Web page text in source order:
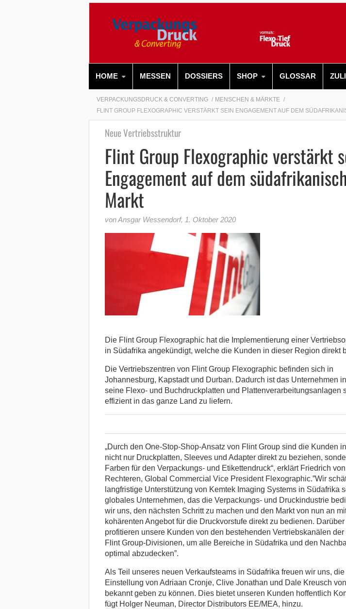
HOME MESSEN DOSSIERS SHOP GLOSSAR
VERPACKUNGSDRUCK & CONVERTING
MENSCHEN & MÄRKTE
FLINT GROUP FLEXOGRAPHIC VERSTÄRKT SEIN ENGAGEMENT AUF DEM
Neue Vertriebsstruktur
Flint Group Flexographic verstärkt
Engagement auf dem
Markt
von Ansgar Wessendorf, 1. Oktober 2020
Die Flint Group Flexographic hat die Implementierung einer
in Südafrika angekündigt, welche die Kunden in dieser Region direkt
Die Vertriebszentren von Flint Group Flexographic befinden sich in
Johannesburg, Kapstadt und Durban. Dadurch ist das Unternehmen
seine Flexo- und Buchdruckplatten und Plattenverarbeitungsanlagen
effizient in das ganze Land zu liefern.
„Durch den One-Stop-Shop-Ansatz von Flint Group sind die Kunden
nicht nur Druckplatten, Sleeves und Adapter direkt zu beziehen,
Farben für den Verpackungs- und Etikettendruck“, erklärt Friedrich von
Rechteren, Global Commercial Vice President Flexographic.”Wir
langfristige Unterstützung von Kemtek Imaging Systems in Südafrika
globales Unternehmen, das die Verpackungs- und Druckindustrie
wir uns, den nächsten Schritt zu machen und den Markt von nun an
kohärenten Angebot für die Druckvorstufe direkt zu bedienen.
profitieren unsere Kunden von den bestehenden Vertriebskanälen der
Flint Group-Divisionen, um alle Bereiche in Südafrika und den
optimal abzudecken”.
Als Teil unseres neuen Verkaufsteams in Südafrika freuen wir uns, die
Einstellung von Adriaan Cronje, Clive Jonathan und Dale Kreusch
bekannt geben zu können. Dies bietet unseren Kunden hoffentlich
fügt Holger Neuman, Director Distributors EE/MEA, hinzu.